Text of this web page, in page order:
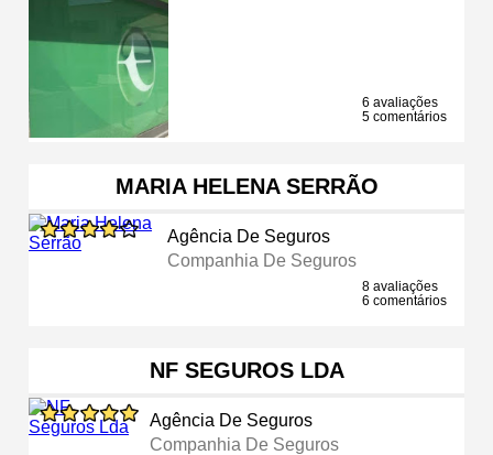
6 avaliações
5 comentários
MARIA HELENA SERRÃO
Agência De Seguros
Companhia De Seguros
8 avaliações
6 comentários
NF SEGUROS LDA
Agência De Seguros
Companhia De Seguros